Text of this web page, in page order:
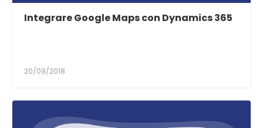
Integrare Google Maps con Dynamics 365
20/09/2018